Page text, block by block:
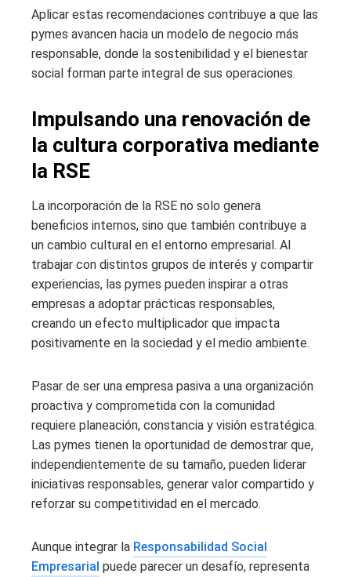
Aplicar estas recomendaciones contribuye a que las
pymes avancen hacia un modelo de negocio más
responsable, donde la sostenibilidad y el bienestar
social forman parte integral de sus operaciones.
Impulsando una renovación de
la cultura corporativa mediante
la RSE
La incorporación de la RSE no solo genera
beneficios internos, sino que también contribuye a
un cambio cultural en el entorno empresarial. Al
trabajar con distintos grupos de interés y compartir
experiencias, las pymes pueden inspirar a otras
empresas a adoptar prácticas responsables,
creando un efecto multiplicador que impacta
positivamente en la sociedad y el medio ambiente.
Pasar de ser una empresa pasiva a una organización
proactiva y comprometida con la comunidad
requiere planeación, constancia y visión estratégica.
Las pymes tienen la oportunidad de demostrar que,
independientemente de su tamaño, pueden liderar
iniciativas responsables, generar valor compartido y
reforzar su competitividad en el mercado.
Aunque integrar la Responsabilidad Social
Empresarial puede parecer un desafío, representa